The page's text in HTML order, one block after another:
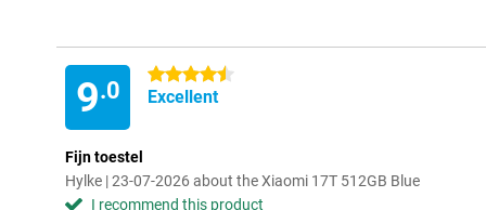
9.0
4.5 stars
Excellent
Fijn toestel
Hylke | 23-07-2026 about the Xiaomi 17T 512GB Blue
I recommend this product